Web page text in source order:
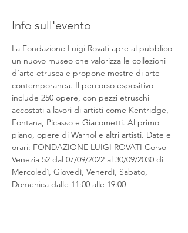
Info sull'evento
La Fondazione Luigi Rovati apre al pubblico
un nuovo museo che valorizza le collezioni
d’arte etrusca e propone mostre di arte
contemporanea. Il percorso espositivo
include 250 opere, con pezzi etruschi
accostati a lavori di artisti come Kentridge,
Fontana, Picasso e Giacometti. Al primo
piano, opere di Warhol e altri artisti. Date e
orari: FONDAZIONE LUIGI ROVATI Corso
Venezia 52 dal 07/09/2022 al 30/09/2030 di
Mercoledì, Giovedì, Venerdì, Sabato,
Domenica dalle 11:00 alle 19:00